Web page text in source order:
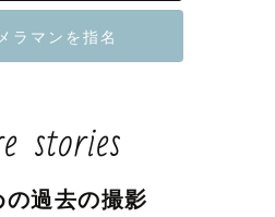
/ 前撮り
stories
の過去の撮影